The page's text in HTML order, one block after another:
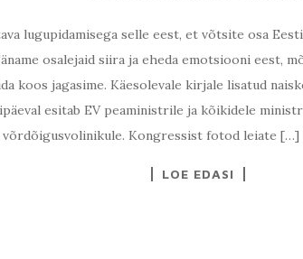
lugupidamisega selle eest, et võtsite osa
osalejaid siira ja eheda emotsiooni eest,
koos jagasime. Käesolevale kirjale lisatud
esitab EV peaministrile ja kõikidele
Kongressist fotod leiate […]
LOE EDASI